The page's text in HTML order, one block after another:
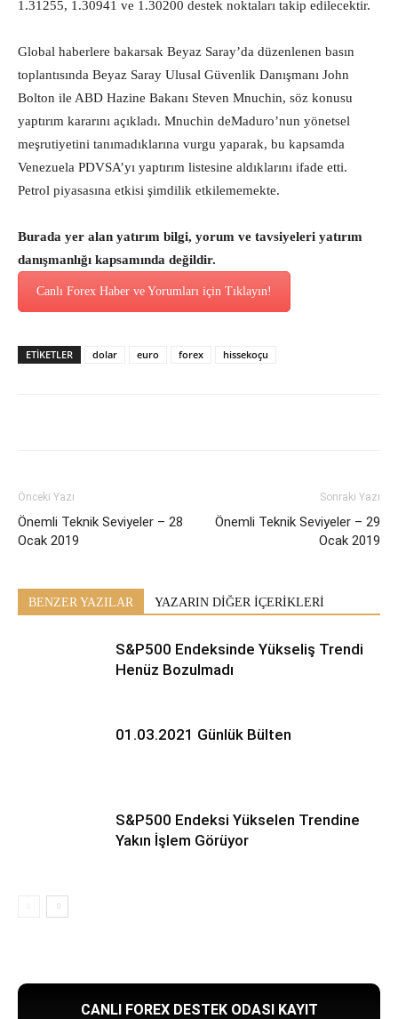
1.31255, 1.30941 ve 1.30200 destek noktaları takip edilecektir.
Global haberlere bakarsak Beyaz Saray’da düzenlenen basın
toplantısında Beyaz Saray Ulusal Güvenlik Danışmanı John
Bolton ile ABD Hazine Bakanı Steven Mnuchin, söz konusu
yaptırım kararını açıkladı. Mnuchin deMaduro’nun yönetsel
meşrutiyetini tanımadıklarına vurgu yaparak, bu kapsamda
Venezuela PDVSA’yı yaptırım listesine aldıklarını ifade etti.
Petrol piyasasına etkisi şimdilik etkilememekte.
Burada yer alan yatırım bilgi, yorum ve tavsiyeleri yatırım
danışmanlığı kapsamında değildir.
Canlı Forex Haber ve Yorumları için Tıklayın!
ETİKETLER dolar euro forex hissekoçu
Önceki Yazı
Önemli Teknik Seviyeler – 28
Ocak 2019
Sonraki Yazı
Önemli Teknik Seviyeler – 29
Ocak 2019
BENZER YAZILAR YAZARIN DİĞER İÇERİKLERİ
S&P500 Endeksinde Yükseliş Trendi
Henüz Bozulmadı
01.03.2021 Günlük Bülten
S&P500 Endeksi Yükselen Trendine
Yakın İşlem Görüyor
CANLI FOREX DESTEK ODASI KAYIT